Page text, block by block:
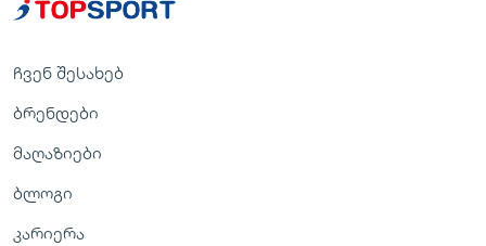
ჩვენ შესახებ
ბრენდები
მაღაზიები
ბლოგი
კარიერა